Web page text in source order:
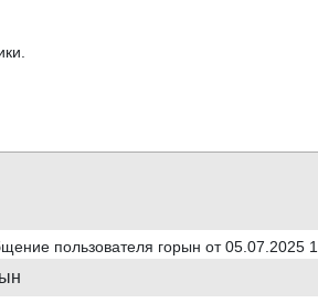
пользователя горын от 05.07.2025